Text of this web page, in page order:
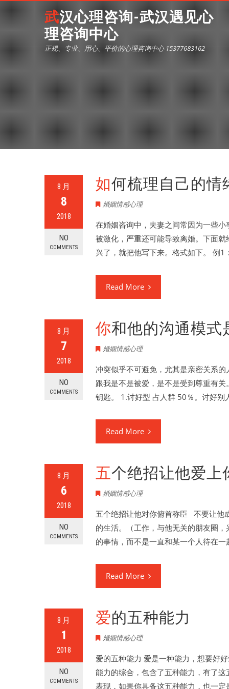
武汉心理咨询-武汉遇见心
理咨询中心
正规、专业、用心、平价的心理咨询中心 15377683162
8 月
8
2018
NO
COMMENTS
如何梳理自己的情
婚姻情感心理
在婚姻咨询中，夫妻之间常因为一些
被激化，严重还可能导致离婚。下面
兴了，就把他写下来。格式如下。 例
Read More
8 月
7
2018
NO
COMMENTS
你和他的沟通模
婚姻情感心理
冲突似乎不可避免，尤其是亲密关系
跟我是不是被爱，是不是受到尊重有
钥匙。 1.讨好型 占人群 50％。讨好
Read More
8 月
6
2018
NO
COMMENTS
五个绝招让他爱上
婚姻情感心理
五个绝招让他对你俯首称臣 不要让他
的生活。（工作，与他无关的朋友圈
的事情，而不是一直和某一个人待在
Read More
8 月
1
2018
NO
COMMENTS
爱的五种能力
婚姻情感心理
爱的五种能力 爱是一种能力，想要好
能力的综合，包含了五种能力，有了
表现，如果你具备这五种能力，也一